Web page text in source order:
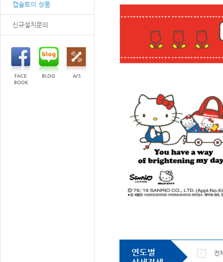
캡슐토이 상품
신규설치문의
FACE
BOOK
BLOG A/S
연도별
전